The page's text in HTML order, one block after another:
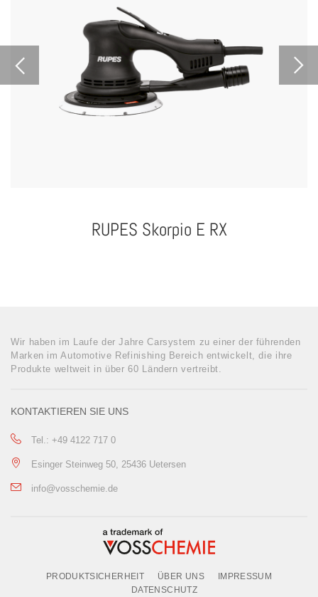
RUPES Skorpio E RX
Wir haben im Laufe der Jahre Carsystem zu einer der führenden
Marken im Automotive Refinishing Bereich entwickelt, die ihre
Produkte weltweit in über 60 Ländern vertreibt.
KONTAKTIEREN SIE UNS
Tel.: +49 4122 717 0
Esinger Steinweg 50, 25436 Uetersen
info@vosschemie.de
PRODUKTSICHERHEIT ÜBER UNS
IMPRESSUM
DATENSCHUTZ